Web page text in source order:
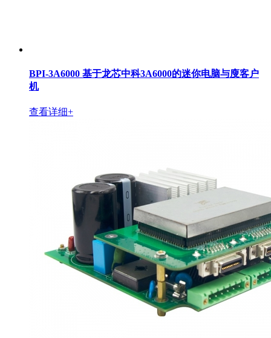
BPI-3A6000 基于龙芯中科3A6000的迷你电脑与廋客户
机
查看详细+